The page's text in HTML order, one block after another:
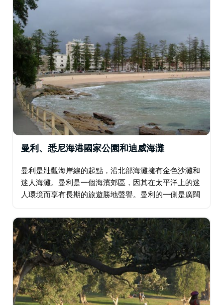
曼利、悉尼海港國家公園和迪威海灘
曼利是壯觀海岸線的起點，沿北部海灘擁有金色沙灘和
迷人海灘。曼利是一個海濱郊區，因其在太平洋上的迷
人環境而享有長期的旅遊勝地聲譽。曼利的一側是廣闊
產名錄的前檢疫站位於北頭，一直運營到 1980…